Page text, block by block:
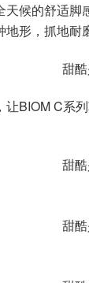
天候的舒适脚
形，抓地耐
让BIOM C系